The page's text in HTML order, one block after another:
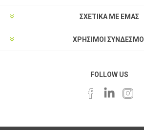
ΣΧΕΤΙΚΑ ΜΕ ΕΜΑΣ
ΧΡΗΣΙΜΟΙ ΣΥΝΔΕΣΜΟΙ
FOLLOW US